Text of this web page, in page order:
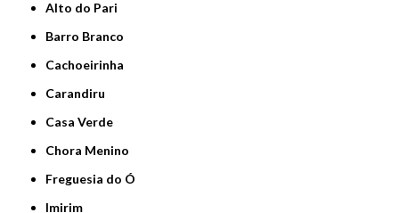
Alto do Pari
Barro Branco
Cachoeirinha
Carandiru
Casa Verde
Chora Menino
Freguesia do Ó
Imirim